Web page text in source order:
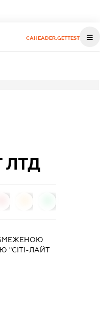
CAHEADER.GETTEST
ЛТД
"СІТІ-ЛАЙТ